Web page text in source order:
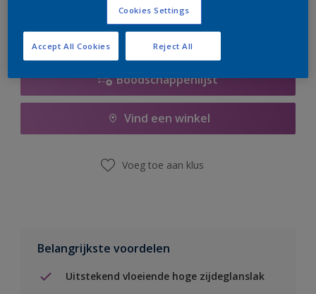
Boodschappenlijst
Vind een winkel
Voeg toe aan klus
Belangrijkste voordelen
Uitstekend vloeiende hoge zijdeglanslak
Cookies Settings
Reject All
Accept All Cookies